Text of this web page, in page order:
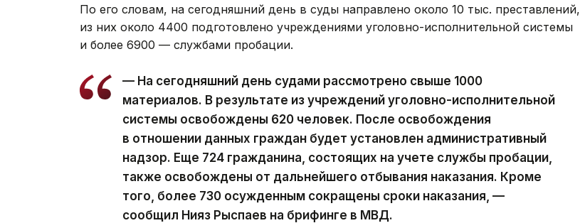
По его словам, на сегодняшний день в суды направлено около 10 тыс. преставлений,
из них около 4400 подготовлено учреждениями уголовно-исполнительной системы
и более 6900 — службами пробации.
— На сегодняшний день судами рассмотрено свыше 1000
материалов. В результате из учреждений уголовно-исполнительной
системы освобождены 620 человек. После освобождения
в отношении данных граждан будет установлен административный
надзор. Еще 724 гражданина, состоящих на учете службы пробации,
также освобождены от дальнейшего отбывания наказания. Кроме
того, более 730 осужденным сокращены сроки наказания, —
сообщил Нияз Рыспаев на брифинге в МВД.